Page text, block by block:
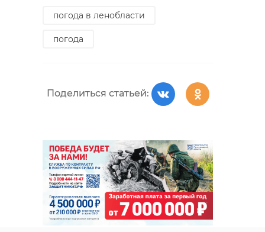
погода в ленобласти
погода
Поделиться статьей: